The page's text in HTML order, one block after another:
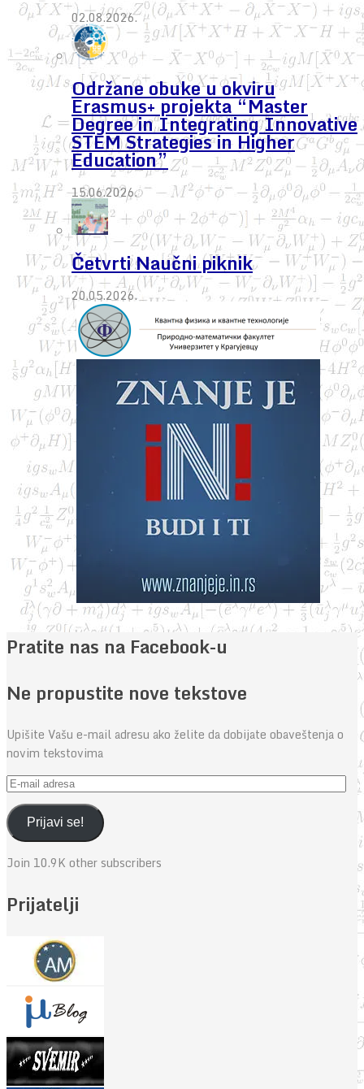
02.08.2026.
Održane obuke u okviru
Erasmus+ projekta “Master
Degree in Integrating Innovative
STEM Strategies in Higher
Education”
15.06.2026.
Četvrti Naučni piknik
20.05.2026.
Pratite nas na Facebook-u
Ne propustite nove tekstove
Upišite Vašu e-mail adresu ako želite da dobijate obaveštenja o
novim tekstovima
E-
mail
adresaPrijavi se!
Join 10.9K other subscribers
Prijatelji